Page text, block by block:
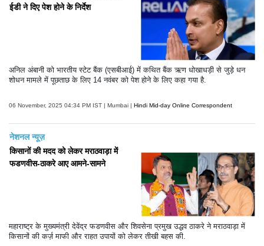
ईडी ने दिए पेश होने के निर्देश
अनिल अंबानी को भारतीय स्टेट बैंक (एसबीआई) में कथित बैंक ऋण धोखाधड़ी से जुड़े धन
शोधन मामले में पूछताछ के लिए 14 नवंबर को पेश होने के लिए कहा गया है.
06 November, 2025 04:34 PM IST | Mumbai | Hindi Mid-day Online Correspondent
नेशनल न्यूज़
किसानों की मदद को लेकर मराठवाड़ा में
फडणवीस-ठाकरे आए आमने-सामने
महाराष्ट्र के मुख्यमंत्री देवेंद्र फडणवीस और शिवसेना प्रमुख उद्धव ठाकरे ने मराठवाड़ा में
किसानों की कर्ज़ माफी और राहत उपायों को लेकर तीखी बहस की.